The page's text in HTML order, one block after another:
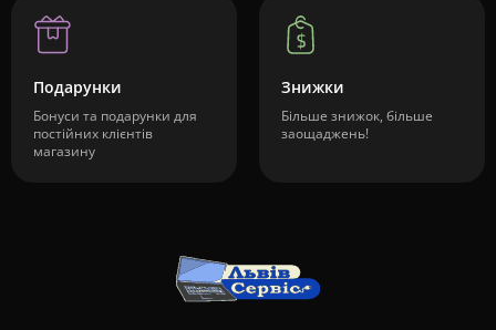
Подарунки
Бонуси та подарунки для
постійних клієнтів
магазину
Знижки
Більше знижок, більше
заощаджень!